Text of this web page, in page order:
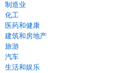
制造业
化工
医药和健康
建筑和房地产
旅游
汽车
生活和娱乐